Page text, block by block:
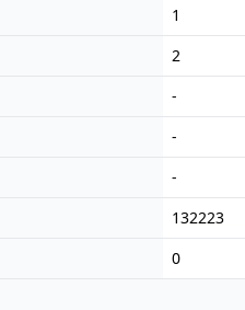
1
2
-
-
-
132223
0